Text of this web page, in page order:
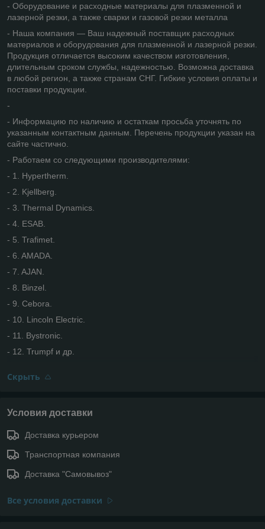
- Оборудование и расходные материалы для плазменной и
лазерной резки, а также сварки и газовой резки металла
- Наша компания — Ваш надежный поставщик расходных
материалов и оборудования для плазменной и лазерной резки.
Продукция отличается высоким качеством изготовления,
длительным сроком службы, надежностью. Возможна доставка
в любой регион, а также странам СНГ. Гибкие условия оплаты и
поставки продукции.
-
- Информацию по наличию и остаткам просьба уточнять по
указанным контактным данным. Перечень продукции указан на
сайте частично.
- Работаем со следующими производителями:
- 1. Hypertherm.
- 2. Kjellberg.
- 3. Thermal Dynamics.
- 4. ESAB.
- 5. Trafimet.
- 6. AMADA.
- 7. AJAN.
- 8. Binzel.
- 9. Cebora.
- 10. Lincoln Electric.
- 11. Bystronic.
- 12. Trumpf и др.
Скрыть
Условия доставки
Доставка курьером
Транспортная компания
Доставка "Самовывоз"
Все условия доставки